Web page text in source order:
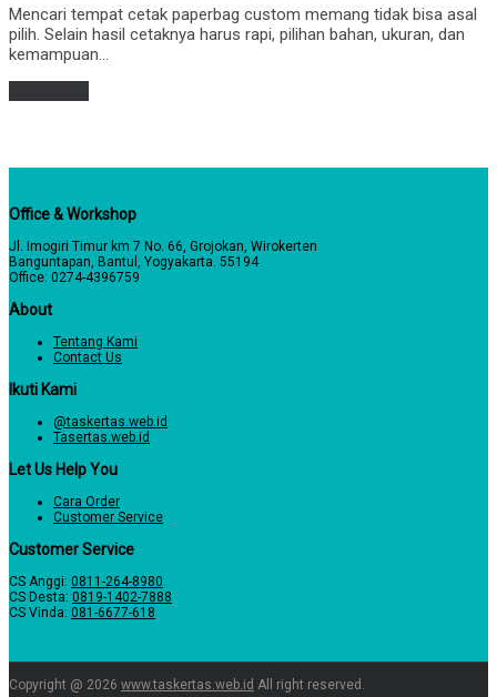
Mencari tempat cetak paperbag custom memang tidak bisa asal
pilih. Selain hasil cetaknya harus rapi, pilihan bahan, ukuran, dan
kemampuan…
Office & Workshop
Jl. Imogiri Timur km 7 No. 66, Grojokan, Wirokerten
Banguntapan, Bantul, Yogyakarta. 55194
Office: 0274-4396759
About
Tentang Kami
Contact Us
Ikuti Kami
@taskertas.web.id
Tasertas.web.id
Let Us Help You
Cara Order
Customer Service
Customer Service
CS Anggi: 0811-264-8980
CS Desta: 0819-1402-7888
CS Vinda: 081-6677-618
Copyright @ 2026 www.taskertas.web.id All right reserved.